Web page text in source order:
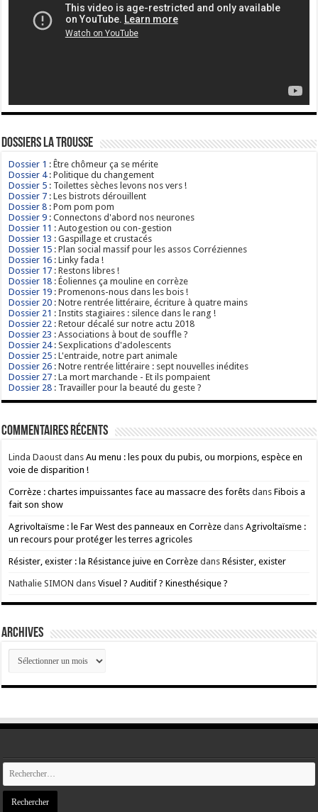
Dossiers La Trousse
Dossier 1 : Être chômeur ça se mérite
Dossier 4: Politique du changement
Dossier 5 : Toilettes sèches levons nos vers !
Dossier 7 : Les bistrots dérouillent
Dossier 8 : Pom pom pom
Dossier 9 : Connectons d'abord nos neurones
Dossier 11 : Autogestion ou con-gestion
Dossier 13 : Gaspillage et crustacés
Dossier 15 : Plan social massif pour les assos Corréziennes
Dossier 16 : Linky fada !
Dossier 17 : Restons libres !
Dossier 18 : Éoliennes ça mouline en corrèze
Dossier 19 : Promenons-nous dans les bois !
Dossier 20 : Notre rentrée littéraire, écriture à quatre mains
Dossier 21 : Instits stagiaires : silence dans le rang !
Dossier 22 : Retour décalé sur notre actu 2018
Dossier 23 : Associations à bout de souffle ?
Dossier 24: Sexplications d'adolescents
Dossier 25 : L'entraide, notre part animale
Dossier 26 : Notre rentrée littéraire : sept nouvelles inédites
Dossier 27 : La mort marchande - Et ils pompaient
Dossier 28 : Travailler pour la beauté du geste ?
Commentaires récents
Linda Daoust dansAu menu : les poux du pubis, ou morpions, espèce en
voie de disparition !
Corrèze : chartes impuissantes face au massacre des forêts dansFibois a
fait son show
Agrivoltaïsme : le Far West des panneaux en Corrèze dansAgrivoltaïsme :
un recours pour protéger les terres agricoles
Résister, exister : la Résistance juive en Corrèze dansRésister, exister
Nathalie SIMON dansVisuel ? Auditif ? Kinesthésique ?
ARCHIVES
ARCHIVES